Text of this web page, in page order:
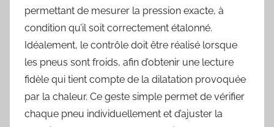
permettant de mesurer la pression exacte, à
condition qu’il soit correctement étalonné.
Idéalement, le contrôle doit être réalisé lorsque
les pneus sont froids, afin d’obtenir une lecture
fidèle qui tient compte de la dilatation provoquée
par la chaleur. Ce geste simple permet de vérifier
chaque pneu individuellement et d’ajuster la